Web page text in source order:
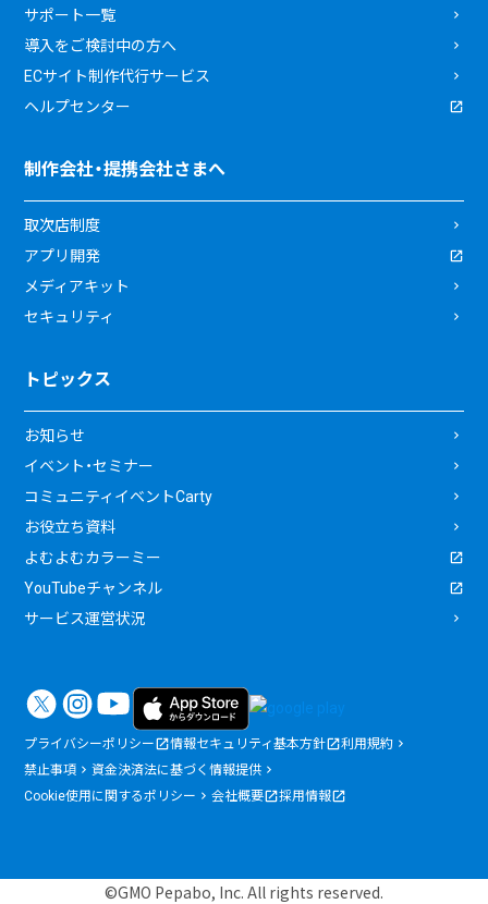
サポート一覧
導入をご検討中の方へ
ECサイト制作代行サービス
ヘルプセンター
制作会社・提携会社さまへ
取次店制度
アプリ開発
メディアキット
セキュリティ
トピックス
お知らせ
イベント・セミナー
コミュニティイベントCarty
お役立ち資料
よむよむカラーミー
YouTubeチャンネル
サービス運営状況
プライバシーポリシー 情報セキュリティ基本方針
利用規約
禁止事項
資金決済法に基づく情報提供
Cookie使用に関するポリシー
会社概要 採用情報
©GMO Pepabo, Inc. All rights reserved.